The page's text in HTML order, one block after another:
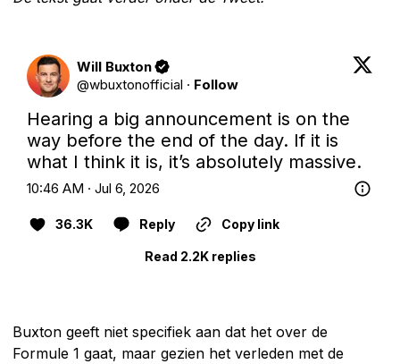
Will Buxton
@wbuxtonofficial · Follow
Hearing a big announcement is on the
way before the end of the day. If it is
what I think it is, it’s absolutely massive.
10:46 AM · Jul 6, 2026
36.3K Reply Copy link
Read 2.2K replies
Buxton geeft niet specifiek aan dat het over de
Formule 1 gaat, maar gezien het verleden met de